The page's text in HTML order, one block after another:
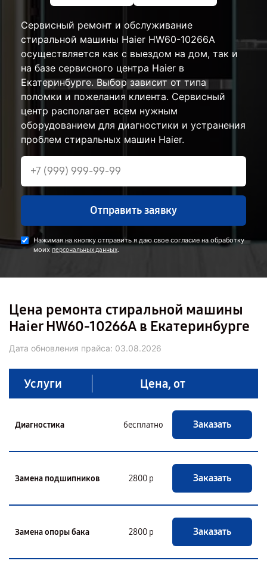
Сервисный ремонт и обслуживание
стиральной машины Haier HW60-10266A
осуществляется как с выездом на дом, так и
на базе сервисного центра Haier в
Екатеринбурге. Выбор зависит от типа
поломки и пожелания клиента. Сервисный
центр располагает всем нужным
оборудованием для диагностики и устранения
проблем стиральных машин Haier.
Отправить заявку
Нажимая на кнопку отправить я даю свое согласие на обработку
моих персональных данных.
Цена ремонта стиральной машины
Haier HW60-10266A в Екатеринбурге
Дата обновления прайса: 03.08.2026
Услуги Цена, от
Диагностика бесплатно Заказать
Замена подшипников 2800 р Заказать
Замена опоры бака 2800 р Заказать